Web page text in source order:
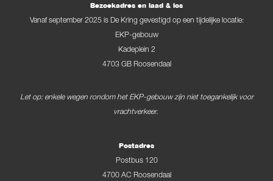
Bezoekadres en laad & los
Vanaf september 2025 is De Kring gevestigd op een tijdelijke locatie:
EKP-gebouw
Kadeplein 2
4703 GB Roosendaal
Let op: enkele wegen rondom het EKP-gebouw zijn niet toegankelijk voor
vrachtverkeer.
Postadres
Postbus 120
4700 AC Roosendaal